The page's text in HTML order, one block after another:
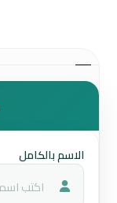
الاسم بالكامل